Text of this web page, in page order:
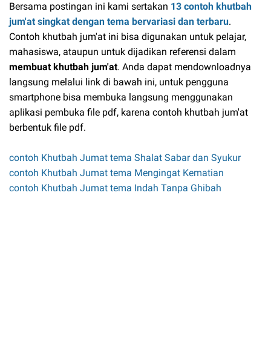
Bersama postingan ini kami sertakan 13 contoh khutbah
jum'at singkat dengan tema bervariasi dan terbaru.
Contoh khutbah jum'at ini bisa digunakan untuk pelajar,
mahasiswa, ataupun untuk dijadikan referensi dalam
membuat khutbah jum'at. Anda dapat mendownloadnya
langsung melalui link di bawah ini, untuk pengguna
smartphone bisa membuka langsung menggunakan
aplikasi pembuka file pdf, karena contoh khutbah jum'at
berbentuk file pdf.
contoh Khutbah Jumat tema Shalat Sabar dan Syukur
contoh Khutbah Jumat tema Mengingat Kematian
contoh Khutbah Jumat tema Indah Tanpa Ghibah